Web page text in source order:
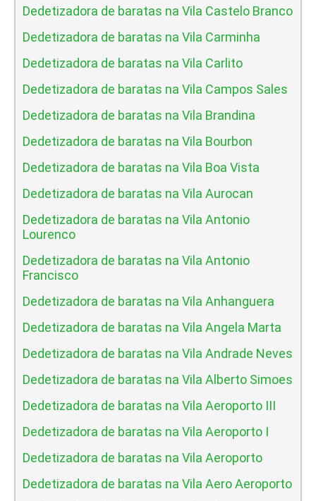
Dedetizadora de baratas na Vila Castelo Branco
Dedetizadora de baratas na Vila Carminha
Dedetizadora de baratas na Vila Carlito
Dedetizadora de baratas na Vila Campos Sales
Dedetizadora de baratas na Vila Brandina
Dedetizadora de baratas na Vila Bourbon
Dedetizadora de baratas na Vila Boa Vista
Dedetizadora de baratas na Vila Aurocan
Dedetizadora de baratas na Vila Antonio
Lourenco
Dedetizadora de baratas na Vila Antonio
Francisco
Dedetizadora de baratas na Vila Anhanguera
Dedetizadora de baratas na Vila Angela Marta
Dedetizadora de baratas na Vila Andrade Neves
Dedetizadora de baratas na Vila Alberto Simoes
Dedetizadora de baratas na Vila Aeroporto III
Dedetizadora de baratas na Vila Aeroporto I
Dedetizadora de baratas na Vila Aeroporto
Dedetizadora de baratas na Vila Aero Aeroporto